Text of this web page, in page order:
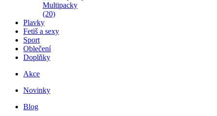
Multipacky
(20)
Plavky
Fetiš a sexy
Sport
Oblečení
Doplňky
Akce
Novinky
Blog